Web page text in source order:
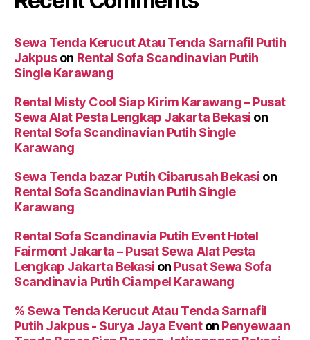
Sewa Tenda Kerucut Atau Tenda Sarnafil Putih
Jakpuson Rental Sofa Scandinavian Putih
Single Karawang
Rental Misty Cool Siap Kirim Karawang – Pusat
Sewa Alat Pesta Lengkap Jakarta Bekasi on
Rental Sofa Scandinavian Putih Single
Karawang
Sewa Tenda bazar Putih Cibarusah Bekasi on
Rental Sofa Scandinavian Putih Single
Karawang
Rental Sofa Scandinavia Putih Event Hotel
Fairmont Jakarta – Pusat Sewa Alat Pesta
Lengkap Jakarta Bekasi on Pusat Sewa Sofa
Scandinavia Putih Ciampel Karawang
% Sewa Tenda Kerucut Atau Tenda Sarnafil
Putih Jakpus - Surya Jaya Eventon Penyewaan